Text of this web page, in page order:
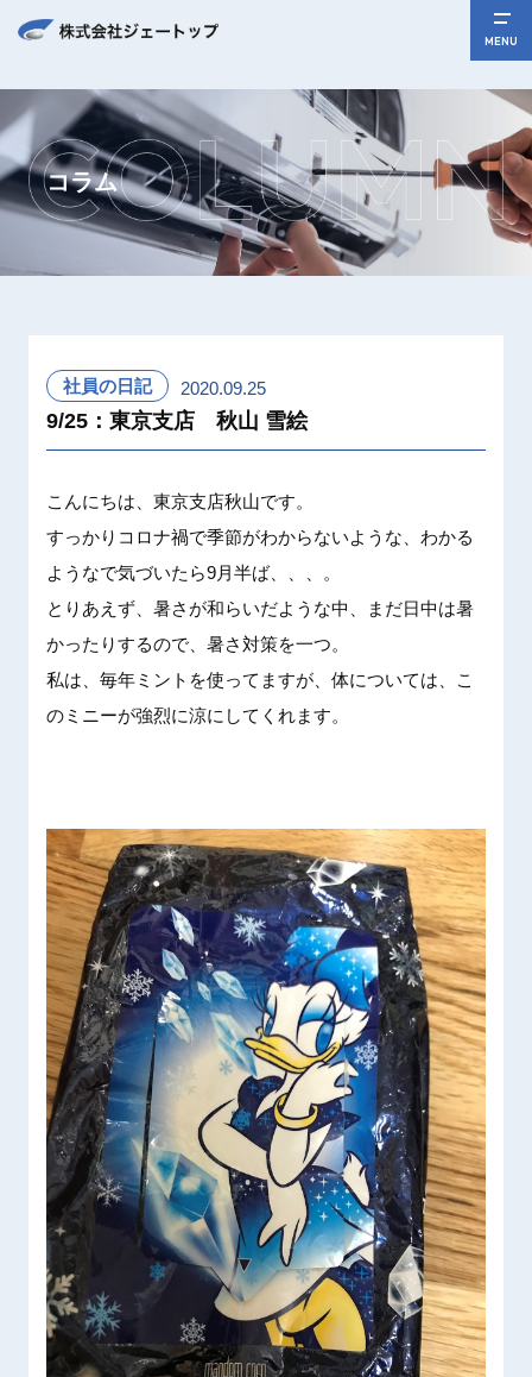
MENU
コラム
社員の日記 2020.09.25
9/25：東京支店 秋山 雪絵
こんにちは、東京支店秋山です。
すっかり コロナ禍で季節がわからないような 、わかる
ようなで気づいた ら9月半ば、、、
。
とりあえ ず、暑さ が和らいだような中、まだ日中は暑
かったりするので、暑さ対策を一つ。
私は、毎年ミント を使って ますが、 体については、こ
のミニーが強烈に涼にして くれます。